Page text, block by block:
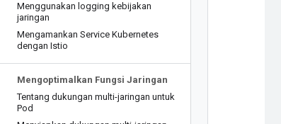
Menggunakan logging kebijakan
jaringan
Mengamankan Service Kubernetes
dengan Istio
Mengoptimalkan Fungsi Jaringan
Tentang dukungan multi-jaringan untuk
Pod